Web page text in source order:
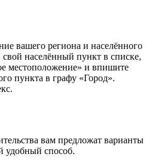
вашего региона и населённого
населённый пункт в списке,
местоположение» и впишите
пункта в графу «Город».
вам предложат варианты
удобный способ.